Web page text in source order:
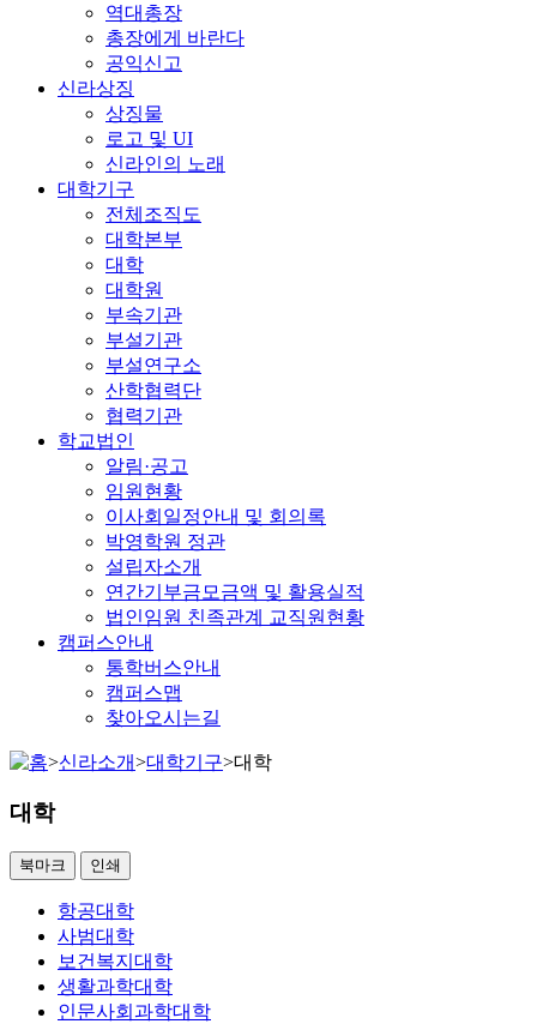
역대총장
총장에게 바란다
공익신고
신라상징
상징물
로고 및 UI
신라인의 노래
대학기구
전체조직도
대학본부
대학
대학원
부속기관
부설기관
부설연구소
산학협력단
협력기관
학교법인
알림·공고
임원현황
이사회일정안내 및 회의록
박영학원 정관
설립자소개
연간기부금모금액 및 활용실적
법인임원 친족관계 교직원현황
캠퍼스안내
통학버스안내
캠퍼스맵
찾아오시는길
>신라소개>대학기구>대학
대학
북마크 인쇄
항공대학
사범대학
보건복지대학
생활과학대학
인문사회과학대학